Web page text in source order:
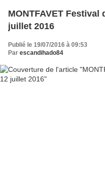
MONTFAVET Festival
juillet 2016
Publié le 19/07/2016 à 09:53
Par escandihado84